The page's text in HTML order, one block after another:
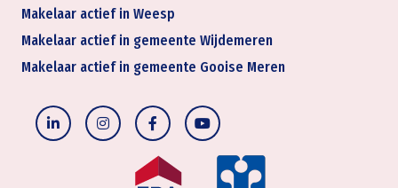
Makelaar actief in Weesp
Makelaar actief in gemeente Wijdemeren
Makelaar actief in gemeente Gooise Meren